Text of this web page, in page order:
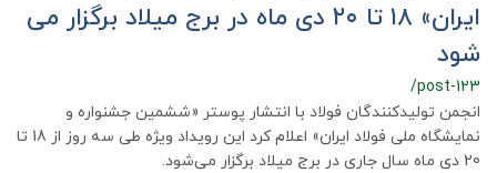
ایران» ۱۸ تا ۲۰ دی ماه در برج میلاد برگزار می
شود
/post-123
انجمن تولیدکنندگان فولاد با انتشار پوستر «ششمین جشنواره و
نمایشگاه ملی فولاد ایران» اعلام کرد این رویداد ویژه طی سه روز از 18 تا
20 دی ماه سال جاری در برج میلاد برگزار می‌شود.